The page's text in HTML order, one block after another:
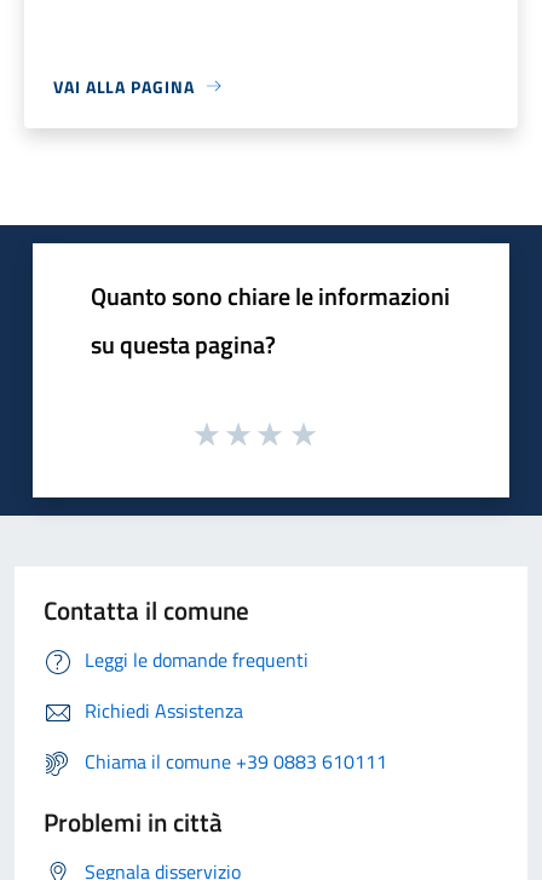
VAI ALLA PAGINA
Quanto sono chiare le informazioni
su questa pagina?
Contatta il comune
Leggi le domande frequenti
Richiedi Assistenza
Chiama il comune +39 0883 610111
Problemi in città
Segnala disservizio